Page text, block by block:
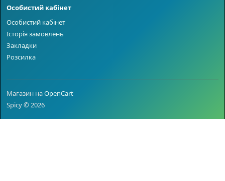
Особистий кабінет
Особистий кабінет
Історія замовлень
Закладки
Розсилка
Магазин наOpenCart
Spicy © 2026